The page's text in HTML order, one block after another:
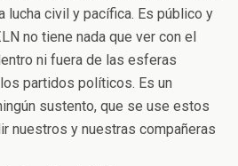
lucha civil y pacífica. Es público y
no tiene nada que ver con el
ni fuera de las esferas
partidos políticos. Es un
sustento, que se use estos
nuestros y nuestras compañeras